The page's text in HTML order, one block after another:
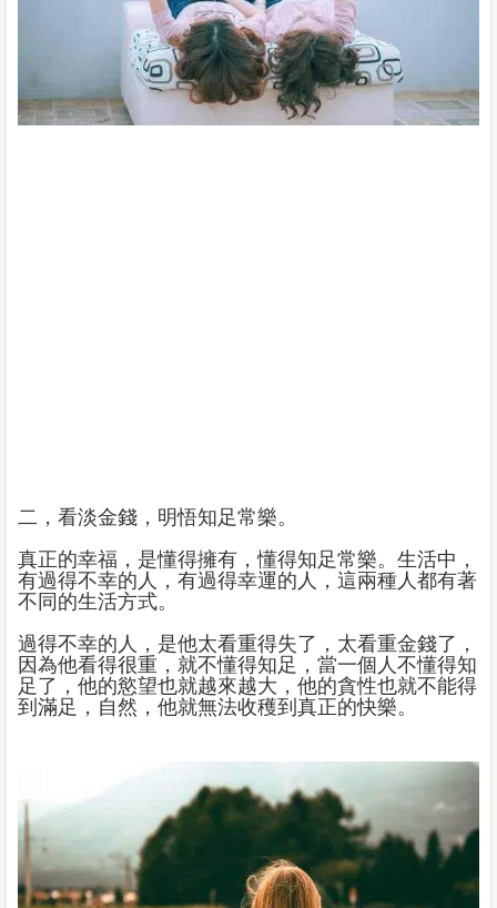
二，看淡金錢，明悟知足常樂。
真正的幸福，是懂得擁有，懂得知足常樂。生活中，
有過得不幸的人，有過得幸運的人，這兩種人都有著
不同的生活方式。
過得不幸的人，是他太看重得失了，太看重金錢了，
因為他看得很重，就不懂得知足，當一個人不懂得知
足了，他的慾望也就越來越大，他的貪性也就不能得
到滿足，自然，他就無法收穫到真正的快樂。